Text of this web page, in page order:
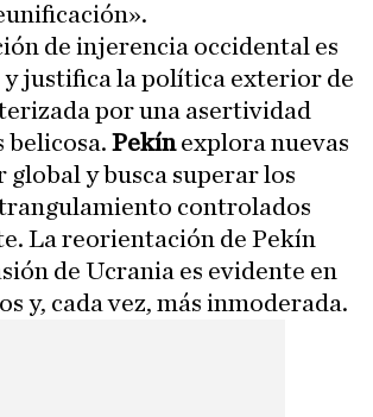
de injerencia occidental es
y justifica la política exterior de
por una asertividad
belicosa. Pekínexplora nuevas
global y busca superar los
controlados
La reorientación de Pekín
de Ucrania es evidente en
y, cada vez, más inmoderada.